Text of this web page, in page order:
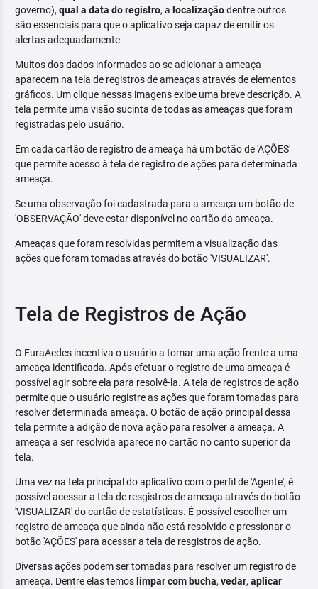
governo), qual a data do registro, a localizaçãodentre outros
são essenciais para que o aplicativo seja capaz de emitir os
alertas adequadamente.
Muitos dos dados informados ao se adicionar a ameaça
aparecem na tela de registros de ameaças através de elementos
gráficos. Um clique nessas imagens exibe uma breve descrição. A
tela permite uma visão sucinta de todas as ameaças que foram
registradas pelo usuário.
Em cada cartão de registro de ameaça há um botão de 'AÇÕES'
que permite acesso à tela de registro de ações para determinada
ameaça.
Se uma observação foi cadastrada para a ameaça um botão de
'OBSERVAÇÃO' deve estar disponível no cartão da ameaça.
Ameaças que foram resolvidas permitem a visualização das
ações que foram tomadas através do botão 'VISUALIZAR'.
Tela de Registros de Ação
O FuraAedes incentiva o usuário a tomar uma ação frente a uma
ameaça identificada. Após efetuar o registro de uma ameaça é
possível agir sobre ela para resolvê-la. A tela de registros de ação
permite que o usuário registre as ações que foram tomadas para
resolver determinada ameaça. O botão de ação principal dessa
tela permite a adição de nova ação para resolver a ameaça. A
ameaça a ser resolvida aparece no cartão no canto superior da
tela.
Uma vez na tela principal do aplicativo com o perfil de 'Agente', é
possível acessar a tela de resgistros de ameaça através do botão
'VISUALIZAR' do cartão de estatísticas. É possível escolher um
registro de ameaça que ainda não está resolvido e pressionar o
botão 'AÇÕES' para acessar a tela de resgistros de ação.
Diversas ações podem ser tomadas para resolver um registro de
ameaça. Dentre elas temos limpar com bucha, vedar, aplicar